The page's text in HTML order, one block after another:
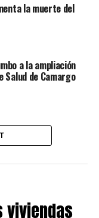
la muerte del
a la ampliación
Salud de Camargo
viviendas